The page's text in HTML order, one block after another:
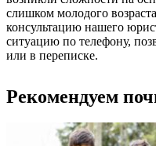
слишком молодого
консультацию нашего
ситуацию по телефону,
или в переписке.
Рекомендуем